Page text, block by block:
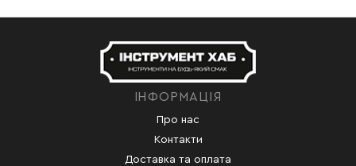
ІНФОРМАЦІЯ
Про нас
Контакти
Доставка та оплата